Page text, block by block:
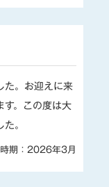
た。お迎えに来
す。この度は大
。
期：2026年3月